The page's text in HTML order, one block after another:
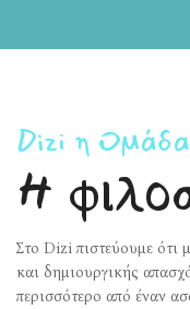
Dizi η Ομάδα
Η
Στο Dizi πιστεύουμε ότι
και δημιουργικής
περισσότερο από έναν